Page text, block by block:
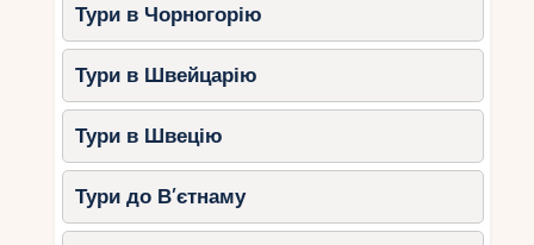
Тури в Чорногорію
Тури в Швейцарію
Тури в Швецію
Тури до В’єтнаму